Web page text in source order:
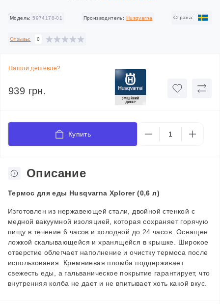
Модель: 5974178-01 Производитель: Husqvarna Cтрана:
Отзывы: 0
Нашли дешевле?
939 грн.
Купить
Описание
Термос для еды Husqvarna Xplorer (0,6 л)
Изготовлен из нержавеющей стали, двойной стенкой с
медной вакуумной изоляцией, которая сохраняет горячую
пищу в течение 6 часов и холодной до 24 часов. Оснащен
ложкой скалывающейся и хранящейся в крышке. Широкое
отверстие облегчает наполнение и очистку термоса после
использования. Кремниевая пломба поддерживает
свежесть еды, а гальваническое покрытие гарантирует, что
внутренняя колба не дает и не впитывает хоть какой вкус.